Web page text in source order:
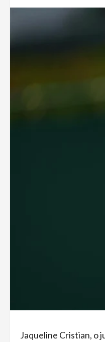
Jaqueline Cristian, o